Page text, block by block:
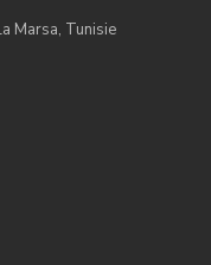
Marsa, Tunisie